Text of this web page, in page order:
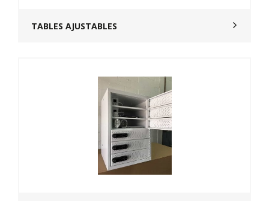
TABLES AJUSTABLES